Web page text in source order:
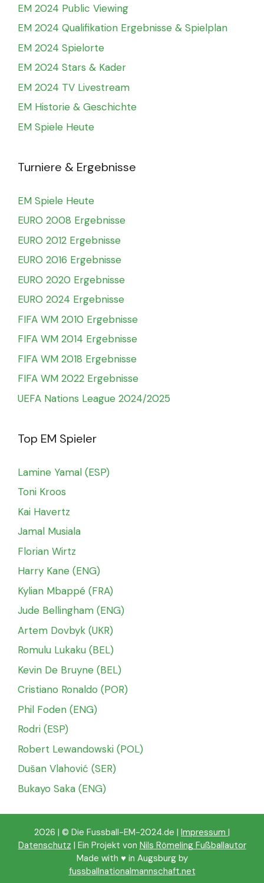
EM 2024 Public Viewing
EM 2024 Qualifikation Ergebnisse & Spielplan
EM 2024 Spielorte
EM 2024 Stars & Kader
EM 2024 TV Livestream
EM Historie & Geschichte
EM Spiele Heute
Turniere & Ergebnisse
EM Spiele Heute
EURO 2008 Ergebnisse
EURO 2012 Ergebnisse
EURO 2016 Ergebnisse
EURO 2020 Ergebnisse
EURO 2024 Ergebnisse
FIFA WM 2010 Ergebnisse
FIFA WM 2014 Ergebnisse
FIFA WM 2018 Ergebnisse
FIFA WM 2022 Ergebnisse
UEFA Nations League 2024/2025
Top EM Spieler
Lamine Yamal (ESP)
Toni Kroos
Kai Havertz
Jamal Musiala
Florian Wirtz
Harry Kane (ENG)
Kylian Mbappé (FRA)
Jude Bellingham (ENG)
Artem Dovbyk (UKR)
Romulu Lukaku (BEL)
Kevin De Bruyne (BEL)
Cristiano Ronaldo (POR)
Phil Foden (ENG)
Rodri (ESP)
Robert Lewandowski (POL)
Dušan Vlahović (SER)
Bukayo Saka (ENG)
2026 | © Die Fussball-EM-2024.de | Impressum |
Datenschutz | Ein Projekt von Nils Römeling Fußballautor
Made with ♥️ in Augsburg by
fussballnationalmannschaft.net